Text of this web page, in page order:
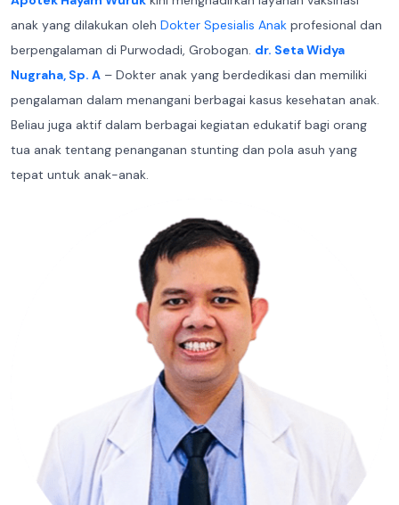
anak yang dilakukan oleh Dokter Spesialis Anak profesional dan
berpengalaman di Purwodadi, Grobogan. dr. Seta Widya
Nugraha, Sp. A – Dokter anak yang berdedikasi dan memiliki
pengalaman dalam menangani berbagai kasus kesehatan anak.
Beliau juga aktif dalam berbagai kegiatan edukatif bagi orang
tua anak tentang penanganan stunting dan pola asuh yang
tepat untuk anak-anak.